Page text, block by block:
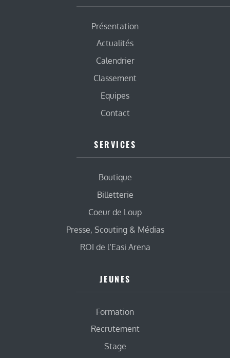
Présentation
Actualités
Calendrier
Classement
Equipes
Contact
SERVICES
Boutique
Billetterie
Coeur de Loup
Presse, Scouting & Médias
ROI de l’Easi Arena
JEUNES
Formation
Recrutement
Stage